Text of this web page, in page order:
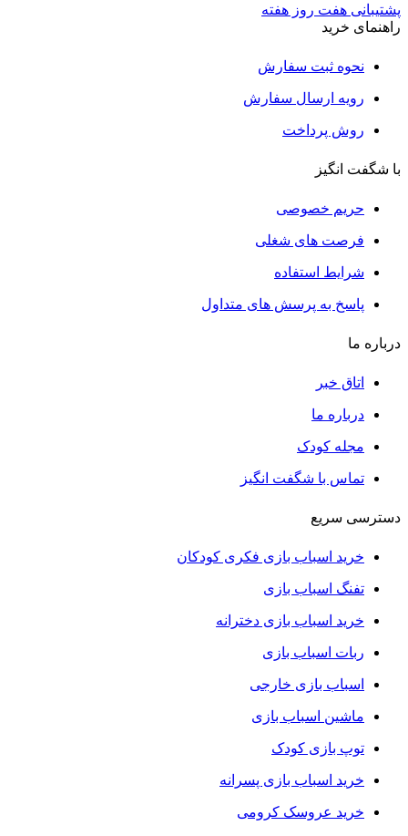
پشتیبانی هفت روز هفته
راهنمای خرید
نحوه ثبت سفارش
رویه ارسال سفارش
روش پرداخت
با شگفت انگیز
حریم خصوصی
فرصت های شغلی
شرایط استفاده
پاسخ به پرسش های متداول
درباره ما
اتاق خبر
درباره ما
مجله کودک
تماس با شگفت انگیز
دسترسی سریع
خرید اسباب بازی فکری کودکان
تفنگ اسباب بازی
خرید اسباب بازی دخترانه
ربات اسباب بازی
اسباب بازی خارجی
ماشین اسباب بازی
توپ بازی کودک
خرید اسباب بازی پسرانه
خرید عروسک کرومی